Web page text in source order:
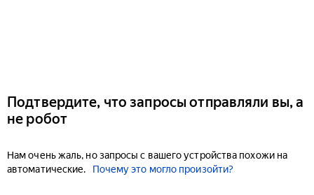
Подтвердите, что запросы отправляли вы, а
не робот
Нам очень жаль, но запросы с вашего устройства похожи на
автоматические.
Почему это могло произойти?